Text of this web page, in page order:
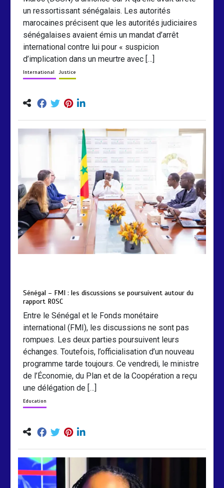
un ressortissant sénégalais. Les autorités
marocaines précisent que les autorités judiciaires
sénégalaises avaient émis un mandat d’arrêt
international contre lui pour « suspicion
d’implication dans un meurtre avec […]
International Justice
Sénégal – FMI : les discussions se poursuivent autour du
rapport ROSC
Entre le Sénégal et le Fonds monétaire
international (FMI), les discussions ne sont pas
rompues. Les deux parties poursuivent leurs
échanges. Toutefois, l’officialisation d’un nouveau
programme tarde toujours. Ce vendredi, le ministre
de l’Économie, du Plan et de la Coopération a reçu
une délégation de […]
Education